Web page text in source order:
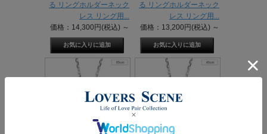
る リングホルダーネック
レス リング用...
価格：14,300円(税込) ～
る リングホルダーネック
レス リング用...
価格：13,200円(税込) ～